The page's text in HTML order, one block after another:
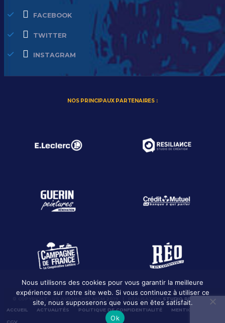
FACEBOOK
TWITTER
INSTAGRAM
NOS PRINCIPAUX PARTENAIRES :
STUDIO RESILIANCE
ACCUEIL ACTUALITÉS POLITIQUE DE CONFIDENTIALITÉ MENTION LÉGALES
CGV
Nous utilisons des cookies pour vous garantir la meilleure
expérience sur notre site web. Si vous continuez à utiliser ce
site, nous supposerons que vous en êtes satisfait.
Ok